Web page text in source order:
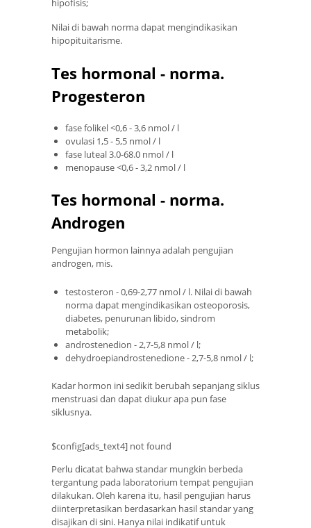
hipofisis;
Nilai di bawah norma dapat mengindikasikan
hipopituitarisme.
Tes hormonal - norma.
Progesteron
fase folikel <0,6 - 3,6 nmol / l
ovulasi 1,5 - 5,5 nmol / l
fase luteal 3.0-68.0 nmol / l
menopause <0,6 - 3,2 nmol / l
Tes hormonal - norma.
Androgen
Pengujian hormon lainnya adalah pengujian
androgen, mis.
testosteron - 0,69-2,77 nmol / l. Nilai di bawah
norma dapat mengindikasikan osteoporosis,
diabetes, penurunan libido, sindrom
metabolik;
androstenedion - 2,7-5,8 nmol / l;
dehydroepiandrostenedione - 2,7-5,8 nmol / l;
Kadar hormon ini sedikit berubah sepanjang siklus
menstruasi dan dapat diukur apa pun fase
siklusnya.
$config[ads_text4] not found
Perlu dicatat bahwa standar mungkin berbeda
tergantung pada laboratorium tempat pengujian
dilakukan. Oleh karena itu, hasil pengujian harus
diinterpretasikan berdasarkan hasil standar yang
disajikan di sini. Hanya nilai indikatif untuk